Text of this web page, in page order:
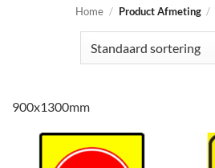
Home / Product Afmeting /
900x1300mm